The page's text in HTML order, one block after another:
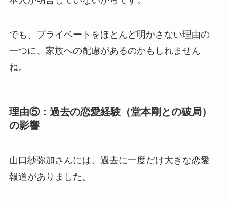
でも、プライベートをほとんど明かさない理由の
一つに、家族への配慮があるのかもしれません
ね。
理由⑤：過去の恋愛経験（堂本剛との破局）
の影響
山口紗弥加さんには、過去に一度だけ大きな恋愛
報道がありました。